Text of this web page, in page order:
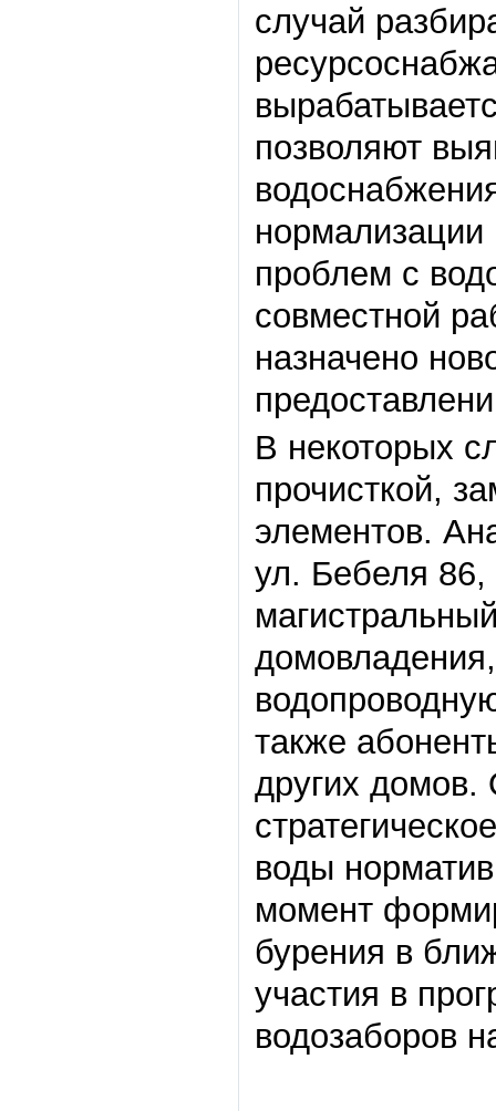
случай
позволяют
проблем с
совместной
назначено
В некоторых
прочисткой,
элементов.
ул. Бебеля 86,
также
других домов.
воды
момент
бурения в
участия в
водозаборов